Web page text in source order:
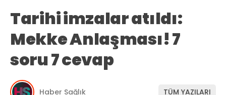
Tarihi imzalar atıldı:
Mekke Anlaşması! 7
soru 7 cevap
Haber Sağlık TÜM YAZILARI